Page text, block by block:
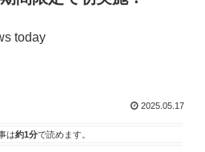
today
2025.05.17
は約1分で読めます。